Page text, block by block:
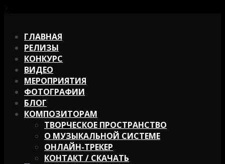
ГЛАВНАЯ
РЕЛИЗЫ
КОНКУРС
ВИДЕО
МЕРОПРИЯТИЯ
ФОТОГРАФИИ
БЛОГ
КОМПОЗИТОРАМ
ТВОРЧЕСКОЕ ПРОСТРАНСТВО
О МУЗЫКАЛЬНОЙ СИСТЕМЕ
ОНЛАЙН-ТРЕКЕР
КОНТАКТ / СКАЧАТЬ